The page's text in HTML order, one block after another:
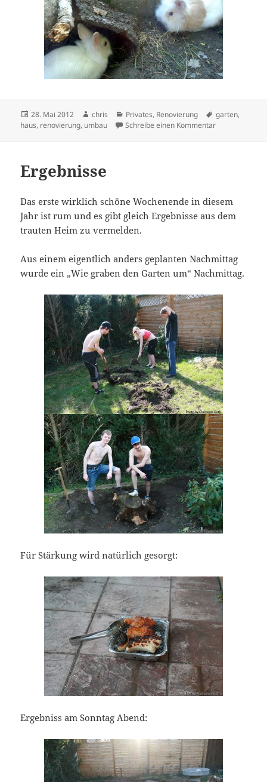
Veröffentlicht
am
28. Mai 2012 Autor
chris Kategorien
Privates, Renovierung Schlagwörter
garten,
haus, renovierung, umbau Schreibe einen Kommentarzu Der Garten
Ergebnisse
Das erste wirklich schöne Wochenende in diesem
Jahr ist rum und es gibt gleich Ergebnisse aus dem
trauten Heim zu vermelden.
Aus einem eigentlich anders geplanten Nachmittag
wurde ein „Wie graben den Garten um“ Nachmittag.
Für Stärkung wird natürlich gesorgt:
Ergebniss am Sonntag Abend: